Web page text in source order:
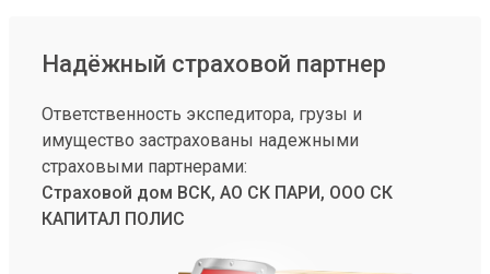
Надёжный страховой партнер
Ответственность экспедитора, грузы и
имущество застрахованы надежными
страховыми партнерами:
Страховой дом ВСК, АО СК ПАРИ, ООО СК
КАПИТАЛ ПОЛИС